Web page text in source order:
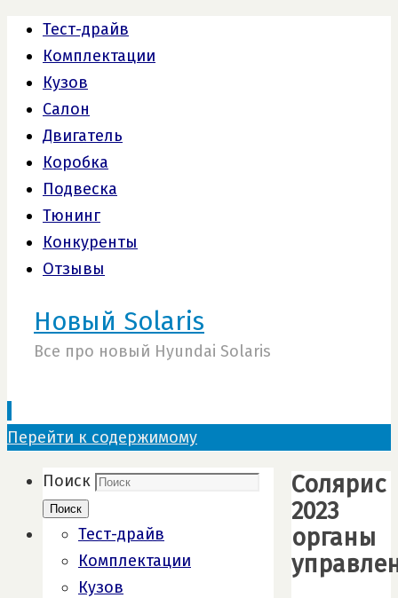
Тест-драйв
Комплектации
Кузов
Салон
Двигатель
Коробка
Подвеска
Тюнинг
Конкуренты
Отзывы
Новый Solaris
Все про новый Hyundai Solaris
Перейти к содержимому
Солярис
2023
органы
Поиск
Поиск
Тест-драйв
Комплектации
Кузов